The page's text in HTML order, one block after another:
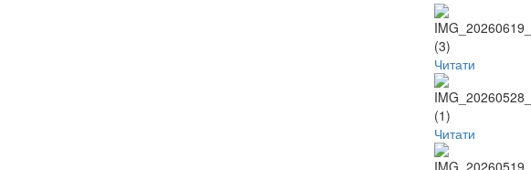
Читати
Читати